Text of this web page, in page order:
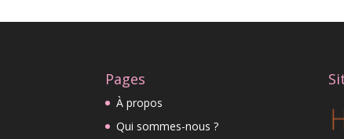
Pages
À propos
Qui sommes-nous ?